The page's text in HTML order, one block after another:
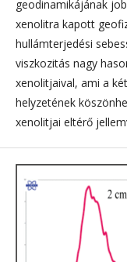
geodinamikájának
xenolitra kapott
hullámterjedési
viszkozitás nagy
xenolitjaival, ami a
helyzetének
xenolitjai eltérő